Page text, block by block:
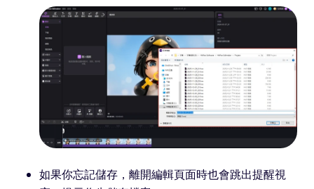
如果你忘記儲存，離開編輯頁面時也會跳出提醒視